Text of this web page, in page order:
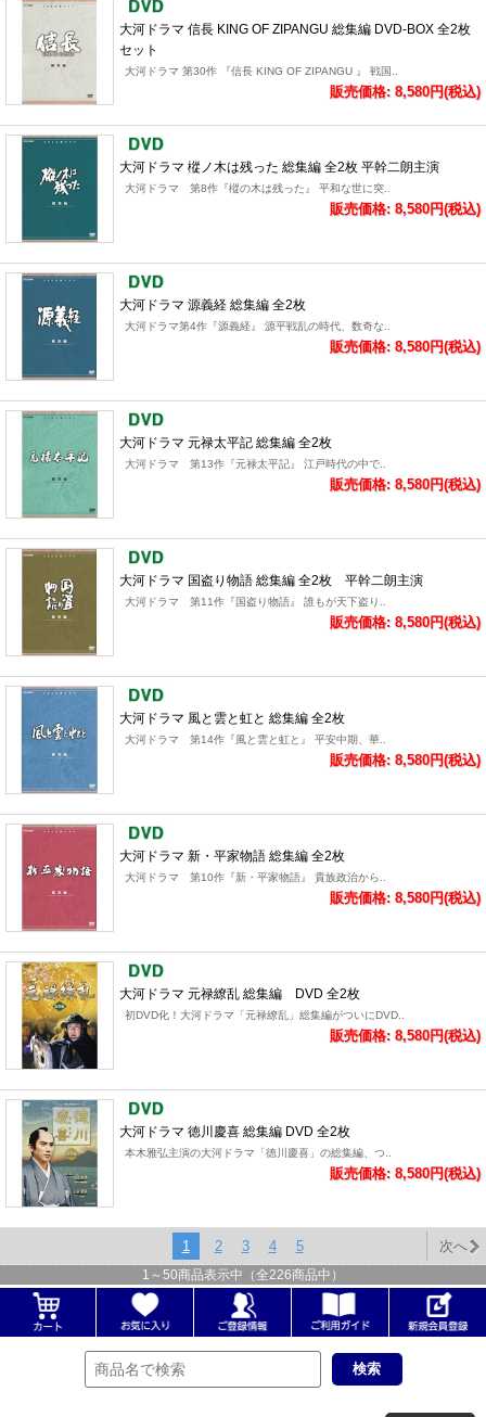
大河ドラマ 信長 KING OF ZIPANGU 総集編 DVD-BOX 全2枚
セット
大河ドラマ 第30作 『信長 KING OF ZIPANGU 』 戦国..
販売価格: 8,580円(税込)
大河ドラマ 樅ノ木は残った 総集編 全2枚 平幹二朗主演
大河ドラマ 第8作『樅の木は残った』 平和な世に突..
販売価格: 8,580円(税込)
大河ドラマ 源義経 総集編 全2枚
大河ドラマ第4作『源義経』 源平戦乱の時代、数奇な..
販売価格: 8,580円(税込)
大河ドラマ 元禄太平記 総集編 全2枚
大河ドラマ 第13作『元禄太平記』 江戸時代の中で..
販売価格: 8,580円(税込)
大河ドラマ 国盗り物語 総集編 全2枚 平幹二朗主演
大河ドラマ 第11作『国盗り物語』 誰もが天下盗り..
販売価格: 8,580円(税込)
大河ドラマ 風と雲と虹と 総集編 全2枚
大河ドラマ 第14作『風と雲と虹と』 平安中期、華..
販売価格: 8,580円(税込)
大河ドラマ 新・平家物語 総集編 全2枚
大河ドラマ 第10作『新・平家物語』 貴族政治から..
販売価格: 8,580円(税込)
大河ドラマ 元禄繚乱 総集編 DVD 全2枚
初DVD化！大河ドラマ「元禄繚乱」総集編がついにDVD..
販売価格: 8,580円(税込)
大河ドラマ 徳川慶喜 総集編 DVD 全2枚
本木雅弘主演の大河ドラマ「徳川慶喜」の総集編、つ..
販売価格: 8,580円(税込)
1 2 3 4 5 次へ
1 ～ 50商品表示中（全226商品中）